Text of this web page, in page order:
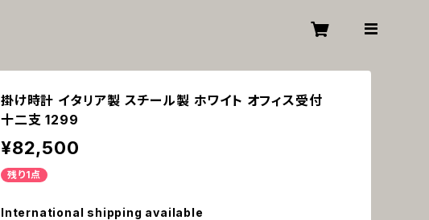
掛け時計 イタリア製 スチール製 ホワイト オフィス受付
十二支 1299
¥82,500
残り1点
International shipping available